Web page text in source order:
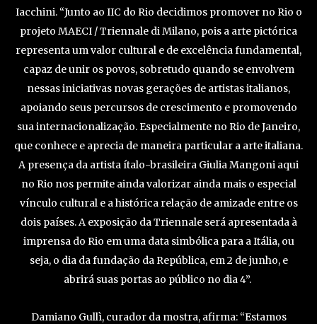
Iacchini. “Junto ao IIC do Rio decidimos promover no Rio o
projeto MAECI / Triennale di Milano, pois a arte pictórica
representa um valor cultural e de excelência fundamental,
capaz de unir os povos, sobretudo quando se envolvem
nessas iniciativas novas gerações de artistas italianos,
apoiando seus percursos de crescimento e promovendo
sua internacionalização. Especialmente no Rio de Janeiro,
que conhece e aprecia de maneira particular a arte italiana.
A presença da artista ítalo-brasileira Giulia Mangoni aqui
no Rio nos permite ainda valorizar ainda mais o especial
vínculo cultural e a histórica relação de amizade entre os
dois países. A exposição da Triennale será apresentada à
imprensa do Rio em uma data simbólica para a Itália, ou
seja, o dia da fundação da República, em 2 de junho, e
abrirá suas portas ao público no dia 4”.
Damiano Gullì, curador da mostra, afirma: “Estamos